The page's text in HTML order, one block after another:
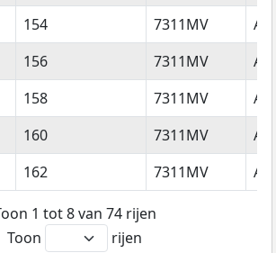
154 7311MV
156 7311MV
158 7311MV
160 7311MV
162 7311MV
1 tot 8 van 74 rijen
Toon
rijen